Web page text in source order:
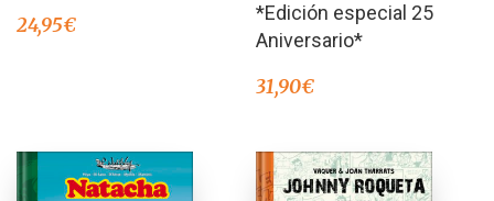
24,95€
*Edición especial 25
Aniversario*
31,90€